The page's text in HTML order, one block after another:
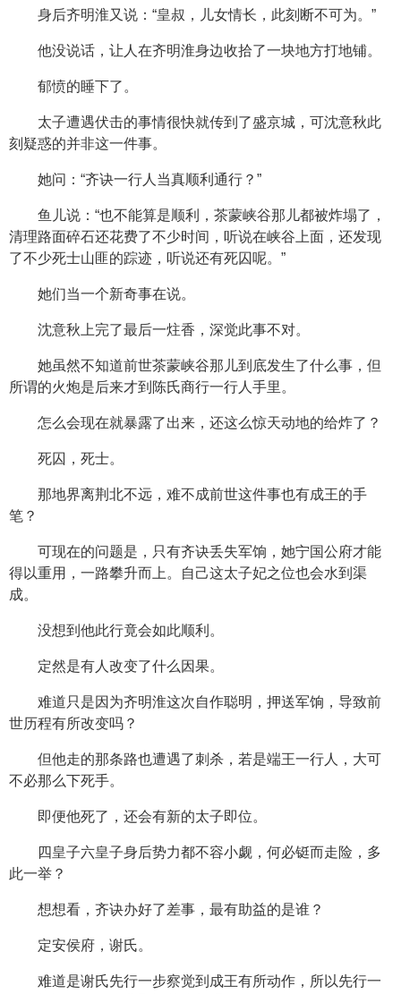
身后齐明淮又说：“皇叔，儿女情长，此刻断不可为。”
他没说话，让人在齐明淮身边收拾了一块地方打地铺。
郁愤的睡下了。
太子遭遇伏击的事情很快就传到了盛京城，可沈意秋此
刻疑惑的并非这一件事。
她问：“齐诀一行人当真顺利通行？”
鱼儿说：“也不能算是顺利，茶蒙峡谷那儿都被炸塌了，
清理路面碎石还花费了不少时间，听说在峡谷上面，还发现
了不少死士山匪的踪迹，听说还有死囚呢。”
她们当一个新奇事在说。
沈意秋上完了最后一炷香，深觉此事不对。
她虽然不知道前世茶蒙峡谷那儿到底发生了什么事，但
所谓的火炮是后来才到陈氏商行一行人手里。
怎么会现在就暴露了出来，还这么惊天动地的给炸了？
死囚，死士。
那地界离荆北不远，难不成前世这件事也有成王的手
笔？
可现在的问题是，只有齐诀丢失军饷，她宁国公府才能
得以重用，一路攀升而上。自己这太子妃之位也会水到渠
成。
没想到他此行竟会如此顺利。
定然是有人改变了什么因果。
难道只是因为齐明淮这次自作聪明，押送军饷，导致前
世历程有所改变吗？
但他走的那条路也遭遇了刺杀，若是端王一行人，大可
不必那么下死手。
即便他死了，还会有新的太子即位。
四皇子六皇子身后势力都不容小觑，何必铤而走险，多
此一举？
想想看，齐诀办好了差事，最有助益的是谁？
定安侯府，谢氏。
难道是谢氏先行一步察觉到成王有所动作，所以先行一